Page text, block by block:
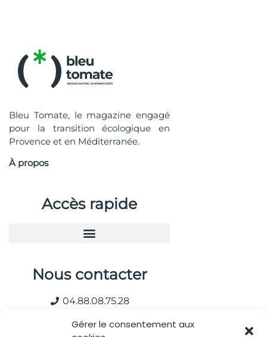
Gérer le consentement aux
Bleu Tomate, le magazine engagé
pour la transition écologique en
Provence et en Méditerranée.
À propos
Accès rapide
Nous contacter
04.88.08.75.28